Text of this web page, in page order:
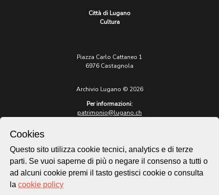
Città di Lugano
Cultura
Piazza Carlo Cattaneo 1
6976 Castagnola
Archivio Lugano © 2026
Per informazioni:
patrimonio@lugano.ch
lugano.ch
Cookie policy
Cookies
Questo sito utilizza cookie tecnici, analytics e di terze
parti. Se vuoi saperne di più o negare il consenso a tutti o
ad alcuni cookie premi il tasto gestisci cookie o consulta
la cookie policy